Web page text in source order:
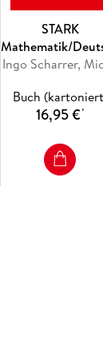
auf der
bis 31. 12.
STARK
Mathematik/
8. Klasse -
Realschule Bayern
Buch (kartoniert)
16,95 €*